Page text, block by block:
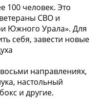
100 человек. Это
СВО и
Южного Урала». Для
себя, завести новые
направлениях,
настольный
и другие.